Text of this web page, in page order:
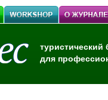
туристический
для